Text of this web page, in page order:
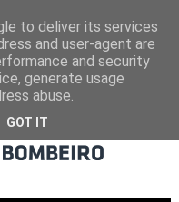
to deliver its services
and user-agent are
and security
generate usage
abuse.
GOT IT